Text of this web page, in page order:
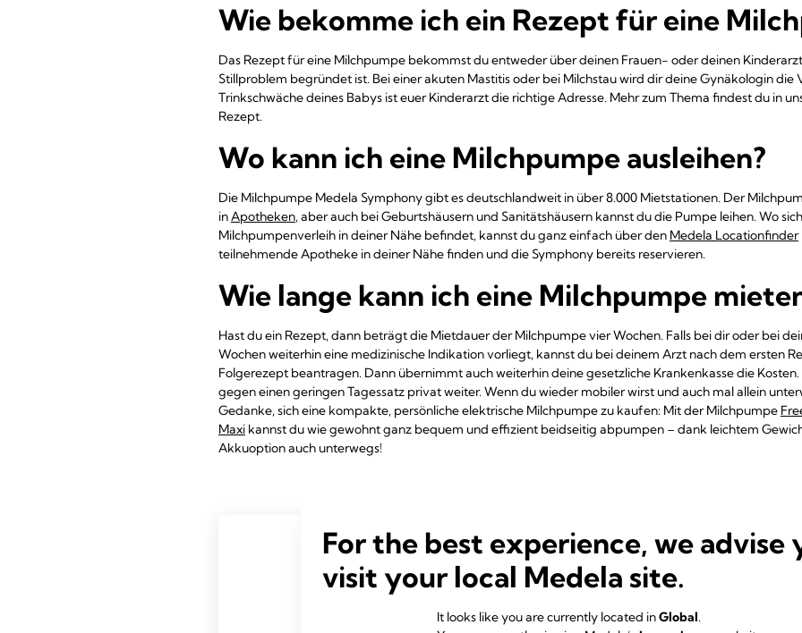
Wie bekomme ich ein Rezept für eine
Das Rezept für eine Milchpumpe bekommst du entweder über deinen Frauen- oder deinen
Stillproblem begründet ist. Bei einer akuten Mastitis oder bei Milchstau wird dir deine Gynäkologin die
Trinkschwäche deines Babys ist euer Kinderarzt die richtige Adresse. Mehr zum Thema findest du in
Rezept.
Wo kann ich eine Milchpumpe ausleihen?
Die Milchpumpe Medela Symphony gibt es deutschlandweit in über 8.000 Mietstationen. Der
inApotheken, aber auch bei Geburtshäusern und Sanitätshäusern kannst du die Pumpe leihen. Wo
Milchpumpenverleih in deiner Nähe befindet, kannst du ganz einfach über den Medela Locationfinder
teilnehmende Apotheke in deiner Nähe finden und die Symphony bereits reservieren.
Wie lange kann ich eine Milchpumpe
Hast du ein Rezept, dann beträgt die Mietdauer der Milchpumpe vier Wochen. Falls bei dir oder bei
Wochen weiterhin eine medizinische Indikation vorliegt, kannst du bei deinem Arzt nach dem ersten
Folgerezept beantragen. Dann übernimmt auch weiterhin deine gesetzliche Krankenkasse die
gegen einen geringen Tagessatz privat weiter. Wenn du wieder mobiler wirst und auch mal allein
Gedanke, sich eine kompakte, persönliche elektrische Milchpumpe zu kaufen: Mit der Milchpumpe
Maxi kannst du wie gewohnt ganz bequem und effizient beidseitig abpumpen – dank leichtem
Akkuoption auch unterwegs!
Symphony –
und
den Aufbau
For the best experience, we advise
visit your local Medela site.
It looks like you are currently located inGlobal.